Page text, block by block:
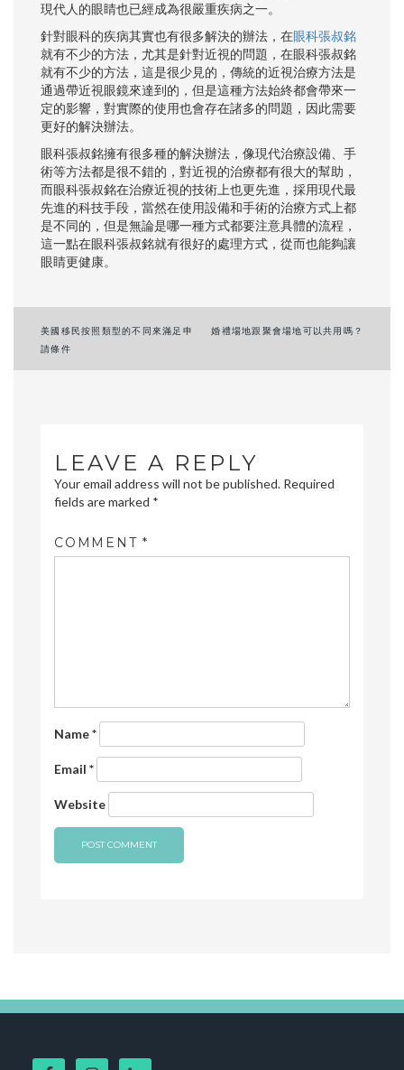
現代人的眼睛也已經成為很嚴重疾病之一。
針對眼科的疾病其實也有很多解決的辦法，在眼科張叔銘
就有不少的方法，尤其是針對近視的問題，在眼科張叔銘
就有不少的方法，這是很少見的，傳統的近視治療方法是
通過帶近視眼鏡來達到的，但是這種方法始終都會帶來一
定的影響，對實際的使用也會存在諸多的問題，因此需要
更好的解決辦法。
眼科張叔銘擁有很多種的解決辦法，像現代治療設備、手
術等方法都是很不錯的，對近視的治療都有很大的幫助，
而眼科張叔銘在治療近視的技術上也更先進，採用現代最
先進的科技手段，當然在使用設備和手術的治療方式上都
是不同的，但是無論是哪一種方式都要注意具體的流程，
這一點在眼科張叔銘就有很好的處理方式，從而也能夠讓
眼睛更健康。
Post
navigation
美國移民按照類型的不同來滿足申
請條件
婚禮場地跟聚會場地可以共用嗎？
LEAVE A REPLY
Your email address will not be published. Required
fields are marked *
COMMENT *
Name*
Email *
Website